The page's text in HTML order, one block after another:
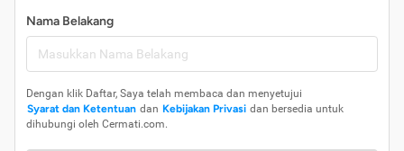
Nama Belakang
Dengan klik Daftar, Saya telah membaca dan menyetujui
Syarat dan Ketentuan dan Kebijakan Privasi dan bersedia untuk
dihubungi oleh Cermati.com.